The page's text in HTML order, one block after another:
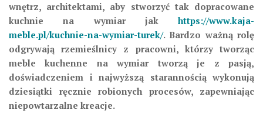
wnętrz, architektami, aby stworzyć tak dopracowane
kuchnie na wymiar jak https://www.kaja-
meble.pl/kuchnie-na-wymiar-turek/. Bardzo ważną rolę
odgrywają rzemieślnicy z pracowni, którzy tworząc
meble kuchenne na wymiar tworzą je z pasją,
doświadczeniem i najwyższą starannością wykonują
dziesiątki ręcznie robionych procesów, zapewniając
niepowtarzalne kreacje.